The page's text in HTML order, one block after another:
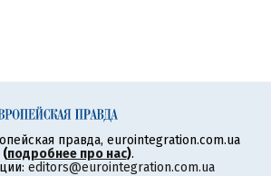
правда, eurointegration.com.ua
(подробнее про нас).
editors@eurointegration.com.ua